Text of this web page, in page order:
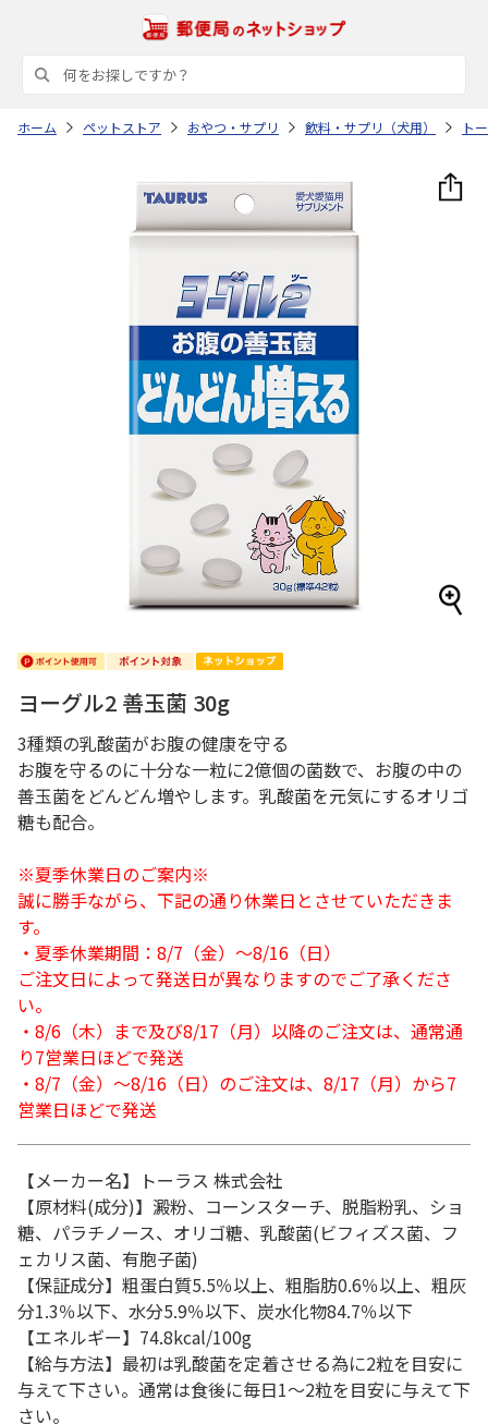
ホーム ペットストア おやつ・サプリ 飲料・サプリ（犬用） ト
ヨーグル2 善玉菌 30g
3種類の乳酸菌がお腹の健康を守る
お腹を守るのに十分な一粒に2億個の菌数で、お腹の中の
善玉菌をどんどん増やします。乳酸菌を元気にするオリゴ
糖も配合。
※夏季休業日のご案内※
誠に勝手ながら、下記の通り休業日とさせていただきま
す。
・夏季休業期間：8/7（金）～8/16（日）
ご注文日によって発送日が異なりますのでご了承くださ
い。
・8/6（木）まで及び8/17（月）以降のご注文は、通常通
り7営業日ほどで発送
・8/7（金）～8/16（日）のご注文は、8/17（月）から7
営業日ほどで発送
【メーカー名】トーラス 株式会社
【原材料(成分)】澱粉、コーンスターチ、脱脂粉乳、ショ
糖、パラチノース、オリゴ糖、乳酸菌(ビフィズス菌、フ
ェカリス菌、有胞子菌)
【保証成分】粗蛋白質5.5％以上、粗脂肪0.6％以上、粗灰
分1.3％以下、水分5.9％以下、炭水化物84.7％以下
【エネルギー】74.8kcal/100g
【給与方法】最初は乳酸菌を定着させる為に2粒を目安に
与えて下さい。通常は食後に毎日1～2粒を目安に与えて下
さい。